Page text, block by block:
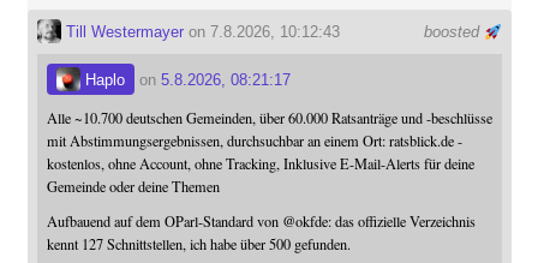
boosted
Till Westermayeron 7.8.2026, 10:12:43
Haplo on 5.8.2026, 08:21:17
Alle ~10.700 deutschen Gemeinden, über 60.000 Ratsanträge und -beschlüsse
mit Abstimmungsergebnissen, durchsuchbar an einem Ort: ratsblick.de -
kostenlos, ohne Account, ohne Tracking, Inklusive E-Mail-Alerts für deine
Gemeinde oder deine Themen
Aufbauend auf dem OParl-Standard von @okfde: das offizielle Verzeichnis
kennt 127 Schnittstellen, ich habe über 500 gefunden.